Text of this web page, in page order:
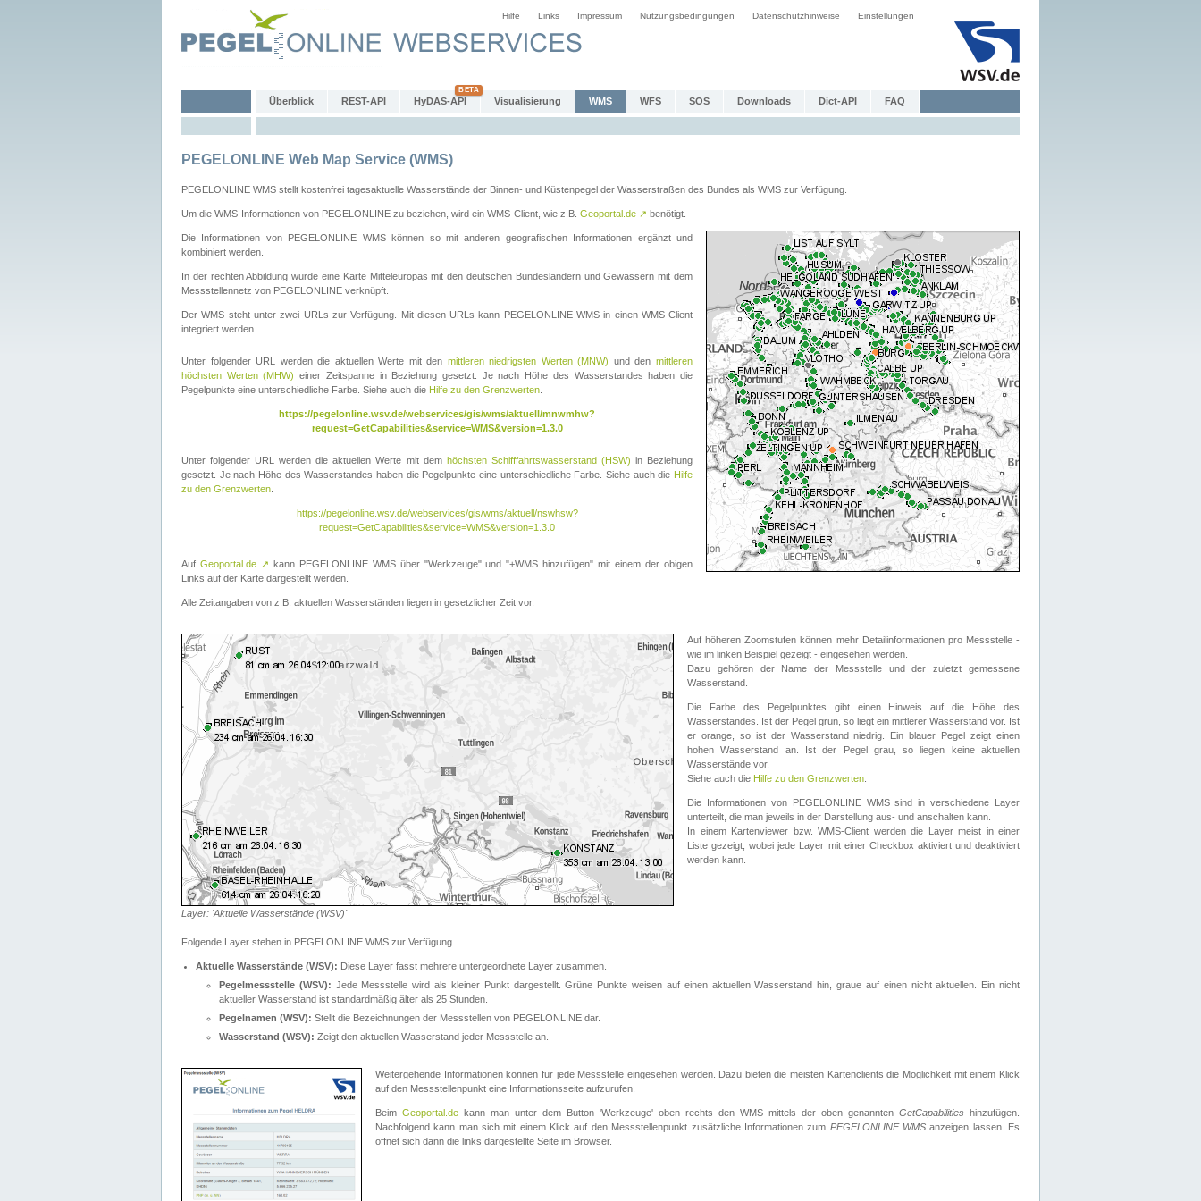
Hilfe Links Impressum Nutzungsbedingungen Datenschutzhinweise Einstellungen
Überblick REST-API HyDAS-API Visualisierung WMS WFS SOS Downloads Dict-API FAQ
PEGELONLINE Web Map Service (WMS)
PEGELONLINE WMS stellt kostenfrei tagesaktuelle Wasserstände der Binnen- und Küstenpegel der Wasserstraßen des Bundes als WMS zur Verfügung.
Um die WMS-Informationen von PEGELONLINE zu beziehen, wird ein WMS-Client, wie z.B. Geoportal.de ↗ benötigt.
Die Informationen von PEGELONLINE WMS können so mit anderen geografischen Informationen ergänzt und
kombiniert werden.
In der rechten Abbildung wurde eine Karte Mitteleuropas mit den deutschen Bundesländern und Gewässern mit dem
Messstellennetz von PEGELONLINE verknüpft.
Der WMS steht unter zwei URLs zur Verfügung. Mit diesen URLs kann PEGELONLINE WMS in einen WMS-Client
integriert werden.
Unter folgender URL werden die aktuellen Werte mit den mittleren niedrigsten Werten (MNW) und denmittleren
höchsten Werten (MHW) einer Zeitspanne in Beziehung gesetzt. Je nach Höhe des Wasserstandes haben die
Pegelpunkte eine unterschiedliche Farbe. Siehe auch die Hilfe zu den Grenzwerten
https://pegelonline.wsv.de/webservices/gis/wms/aktuell/mnwmhw?
request=GetCapabilities&service=WMS&version=1.3.0
Unter folgender URL werden die aktuellen Werte mit dem höchsten Schifffahrtswasserstand (HSW) in Beziehung
gesetzt. Je nach Höhe des Wasserstandes haben die Pegelpunkte eine unterschiedliche Farbe. Siehe auch die Hilfe
zu den Grenzwerten
https://pegelonline.wsv.de/webservices/gis/wms/aktuell/nswhsw?
request=GetCapabilities&service=WMS&version=1.3.0
Auf Geoportal.de ↗ kann PEGELONLINE WMS über "Werkzeuge" und "+WMS hinzufügen" mit einem der obigen
Links auf der Karte dargestellt werden.
Alle Zeitangaben von z.B. aktuellen Wasserständen liegen in gesetzlicher Zeit vor.
Layer: 'Aktuelle Wasserstände (WSV)'
Auf höheren Zoomstufen können mehr Detailinformationen pro Messstelle -
wie im linken Beispiel gezeigt - eingesehen werden.
Dazu gehören der Name der Messstelle und der zuletzt gemessene
Wasserstand.
Die Farbe des Pegelpunktes gibt einen Hinweis auf die Höhe des
Wasserstandes. Ist der Pegel grün, so liegt ein mittlerer Wasserstand vor. Ist
er orange, so ist der Wasserstand niedrig. Ein blauer Pegel zeigt einen
hohen Wasserstand an. Ist der Pegel grau, so liegen keine aktuellen
Wasserstände vor.
Siehe auch die Hilfe zu den Grenzwerten
Die Informationen von PEGELONLINE WMS sind in verschiedene Layer
unterteilt, die man jeweils in der Darstellung aus- und anschalten kann.
In einem Kartenviewer bzw. WMS-Client werden die Layer meist in einer
Liste gezeigt, wobei jede Layer mit einer Checkbox aktiviert und deaktiviert
werden kann.
Folgende Layer stehen in PEGELONLINE WMS zur Verfügung.
Aktuelle Wasserstände (WSV): Diese Layer fasst mehrere untergeordnete Layer zusammen.
Pegelmessstelle (WSV): Jede Messstelle wird als kleiner Punkt dargestellt. Grüne Punkte weisen auf einen aktuellen Wasserstand hin, graue auf einen nicht aktuellen. Ein nicht
aktueller Wasserstand ist standardmäßig älter als 25 Stunden.
Pegelnamen (WSV): Stellt die Bezeichnungen der Messstellen von PEGELONLINE dar.
Wasserstand (WSV): Zeigt den aktuellen Wasserstand jeder Messstelle an.
Weitergehende Informationen können für jede Messstelle eingesehen werden. Dazu bieten die meisten Kartenclients die Möglichkeit mit einem Klick
auf den Messstellenpunkt eine Informationsseite aufzurufen.
Beim Geoportal.de kann man unter dem Button 'Werkzeuge' oben rechts den WMS mittels der oben genannten GetCapabilities hinzufügen.
Nachfolgend kann man sich mit einem Klick auf den Messstellenpunkt zusätzliche Informationen zum PEGELONLINE WMSanzeigen lassen. Es
öffnet sich dann die links dargestellte Seite im Browser.